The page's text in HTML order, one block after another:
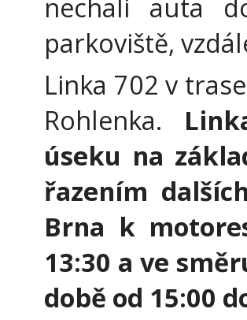
nechali auta
parkoviště,
Linka 702 v
Rohlenka.
úseku na
řazením
Brna k
13:30 a ve
době od 15:00